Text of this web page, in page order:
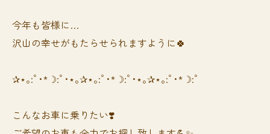
今年も皆様に…
沢山の幸せがもたらせられますように🍀
✰⋆｡:ﾟ･*☽:ﾟ･⋆｡✰⋆｡:ﾟ･*☽:ﾟ･⋆｡✰⋆｡:ﾟ･*☽:ﾟ
⁡⁡⁡こんなお車に乗りたい❣️